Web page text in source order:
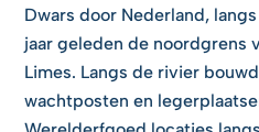
Dwars door Nederland,
jaar geleden de noordgrens
Limes. Langs de rivier
wachtposten en